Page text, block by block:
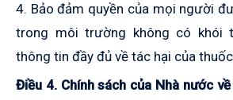
4. Bảo đảm quyền của mọi người
trong môi trường không có khói
thông tin đầy đủ về tác hại của
Điều 4. Chính sách của Nhà nước